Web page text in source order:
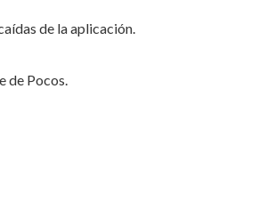
de la aplicación.
de Pocos.